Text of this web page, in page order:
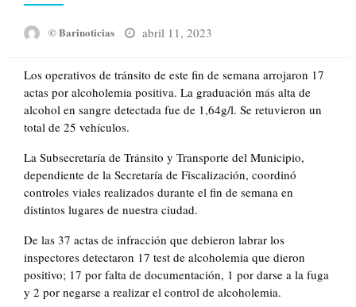
© Barinoticias
Posted
abril 11, 2023
Los operativos de tránsito de este fin de semana arrojaron 17
actas por alcoholemia positiva. La graduación más alta de
alcohol en sangre detectada fue de 1,64g/l. Se retuvieron un
total de 25 vehículos.
La Subsecretaría de Tránsito y Transporte del Municipio,
dependiente de la Secretaría de Fiscalización, coordinó
controles viales realizados durante el fin de semana en
distintos lugares de nuestra ciudad.
De las 37 actas de infracción que debieron labrar los
inspectores detectaron 17 test de alcoholemia que dieron
positivo; 17 por falta de documentación, 1 por darse a la fuga
y 2 por negarse a realizar el control de alcoholemia.